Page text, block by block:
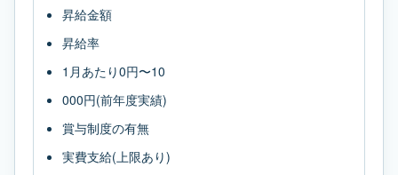
昇給金額
昇給率
1月あたり0円〜10
000円(前年度実績)
賞与制度の有無
実費支給(上限あり)